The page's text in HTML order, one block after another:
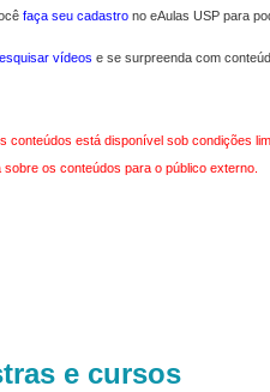
faça seu cadastro no eAulas USP para
vídeos e se surpreenda com
está disponível sob condições
os conteúdos para o público externo.
e cursos